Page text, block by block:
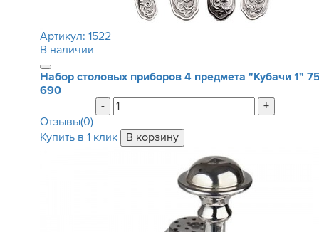
Артикул: 1522
В наличии
Набор столовых приборов 4 предмета "Кубачи 1"
690
-
+
Отзывы(0)
Купить в 1 клик